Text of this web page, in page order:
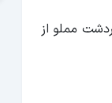
مملو از